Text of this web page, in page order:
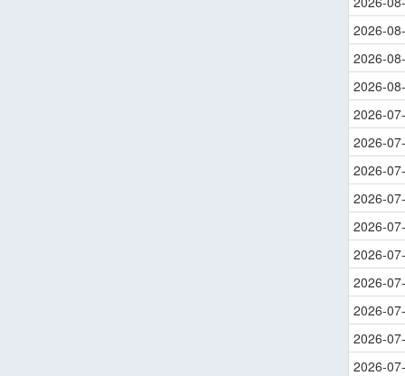
2026-
2026-
2026-
2026-
2026-
2026-
2026-
2026-
2026-
2026-
2026-
2026-
2026-